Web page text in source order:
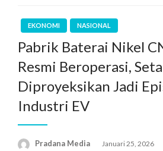
EKONOMI NASIONAL
Pabrik Baterai Nikel
Resmi Beroperasi,
Diproyeksikan Jadi
Industri EV
Pradana Media Januari 25, 2026